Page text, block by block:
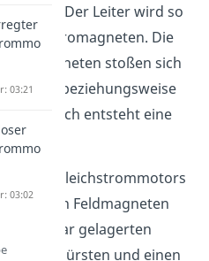
Der Leiter wird so
Elektromagneten. Die
des Magneten stoßen sich
ab beziehungsweise
an. Dadurch entsteht eine
des Gleichstrommotors
nur einen Feldmagneten
drehbar gelagerten
Kohlebürsten und einen
03:21
03:02